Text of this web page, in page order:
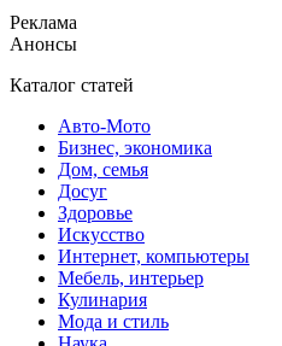
Реклама
Анонсы
Каталог статей
Авто-Мото
Бизнес, экономика
Дом, семья
Досуг
Здоровье
Искусство
Интернет, компьютеры
Мебель, интерьер
Кулинария
Мода и стиль